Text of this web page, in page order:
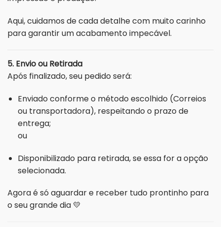
Aqui, cuidamos de cada detalhe com muito carinho
para garantir um acabamento impecável.
5. Envio ou Retirada
Após finalizado, seu pedido será:
Enviado conforme o método escolhido (Correios
ou transportadora), respeitando o prazo de
entrega;
ou
Disponibilizado para retirada, se essa for a opção
selecionada.
Agora é só aguardar e receber tudo prontinho para
o seu grande dia 💛